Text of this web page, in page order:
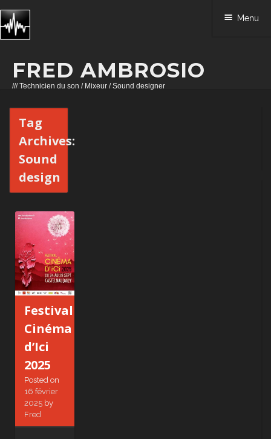
FRED AMBROSIO
/// Technicien du son / Mixeur / Sound designer
Menu
Skip to content
Tag
Archives:
Sound
design
Festival
Cinéma
d’Ici
2025
Posted on
16 février
2025 by
Fred